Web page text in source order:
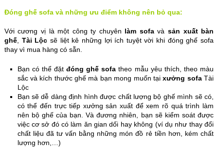
Đóng ghế sofa và những ưu điểm không nên bỏ qua:
Với cương vị là một công ty chuyên làm sofavà sản xuất bàn
ghế, Tài Lộc sẽ liệt kê những lợi ích tuyệt vời khi đóng ghế sofa
thay vì mua hàng có sẵn.
Bạn có thể đặtđóng ghế sofa theo mẫu yêu thích, theo màu
sắc và kích thước ghế mà bạn mong muốn tạixưởng sofaTài
Lộc
Bạn sẽ dễ dàng định hình được chất lượng bộ ghế mình sẽ có,
có thể đến trực tiếp xưởng sản xuất để xem rõ quá trình làm
nên bộ ghế của bạn. Và đương nhiên, bạn sẽ kiểm soát được
việc cơ sở đó có làm ăn gian dối hay không (ví dụ như thay đổi
chất liệu đã tư vấn bằng những món đồ rẻ tiền hơn, kém chất
lượng hơn,…)